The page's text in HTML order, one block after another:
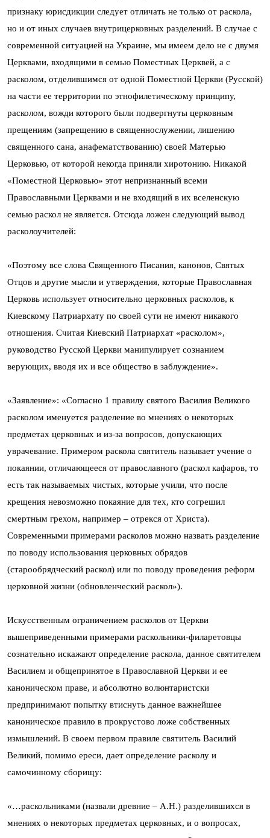
признаку юрисдикции следует отличать не только от раскола,
но и от иных случаев внутрицерковных разделений. В случае с
современной ситуацией на Украине, мы имеем дело не с двумя
Церквами, входящими в семью Поместных Церквей, а с
расколом, отделившимся от одной Поместной Церкви (Русской)
на части ее территории по этнофилетическому принципу,
расколом, вожди которого были подвергнуты церковным
прещениям (запрещению в священнослужении, лишению
священного сана, анафематствованию) своей Матерью
Церковью, от которой некогда приняли хиротонию. Никакой
«Поместной Церковью» этот непризнанный всеми
Православными Церквами и не входящий в их вселенскую
семью раскол не является. Отсюда ложен следующий вывод
расколоучителей:
«Поэтому все слова Священного Писания, канонов, Святых
Отцов и другие мысли и утверждения, которые Православная
Церковь использует относительно церковных расколов, к
Киевскому Патриархату по своей сути не имеют никакого
отношения. Считая Киевский Патриархат «расколом»,
руководство Русской Церкви манипулирует сознанием
верующих, вводя их и все общество в заблуждение».
«Заявление»: «Согласно 1 правилу святого Василия Великого
расколом именуется разделение во мнениях о некоторых
предметах церковных и из-за вопросов, допускающих
уврачевание. Примером раскола святитель называет учение о
покаянии, отличающееся от православного (раскол кафаров, то
есть так называемых чистых, которые учили, что после
крещения невозможно покаяние для тех, кто согрешил
смертным грехом, например – отрекся от Христа).
Современными примерами расколов можно назвать разделение
по поводу использования церковных обрядов
(старообрядческий раскол) или по поводу проведения реформ
церковной жизни (обновленческий раскол»).
Искусственным ограничением расколов от Церкви
вышеприведенными примерами раскольники-филаретовцы
сознательно искажают определение раскола, данное святителем
Василием и общепринятое в Православной Церкви и ее
каноническом праве, и абсолютно волюнтаристски
предпринимают попытку втиснуть данное важнейшее
каноническое правило в прокрустово ложе собственных
измышлений. В своем первом правиле святитель Василий
Великий, помимо ереси, дает определение расколу и
самочинному сборищу:
«…раскольниками (назвали древние – А.Н.) разделившихся в
мнениях о некоторых предметах церковных, и о вопросах,